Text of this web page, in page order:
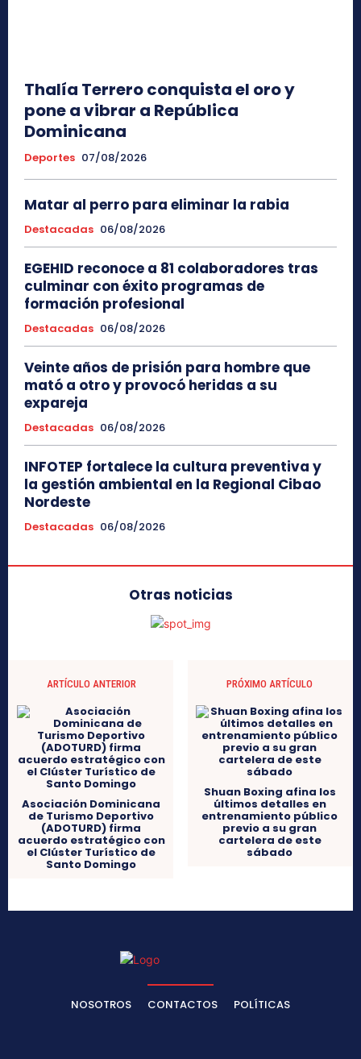
Thalía Terrero conquista el oro y
pone a vibrar a República
Dominicana
Deportes 07/08/2026
Matar al perro para eliminar la rabia
Destacadas 06/08/2026
EGEHID reconoce a 81 colaboradores tras
culminar con éxito programas de
formación profesional
Destacadas 06/08/2026
Veinte años de prisión para hombre que
mató a otro y provocó heridas a su
expareja
Destacadas 06/08/2026
INFOTEP fortalece la cultura preventiva y
la gestión ambiental en la Regional Cibao
Nordeste
Destacadas 06/08/2026
Otras noticias
ARTÍCULO ANTERIOR
Asociación Dominicana
de Turismo Deportivo
(ADOTURD) firma
acuerdo estratégico con
el Clúster Turístico de
Santo Domingo
PRÓXIMO ARTÍCULO
Shuan Boxing afina los
últimos detalles en
entrenamiento público
previo a su gran
cartelera de este
sábado
NOSOTROS CONTACTOS POLÍTICAS